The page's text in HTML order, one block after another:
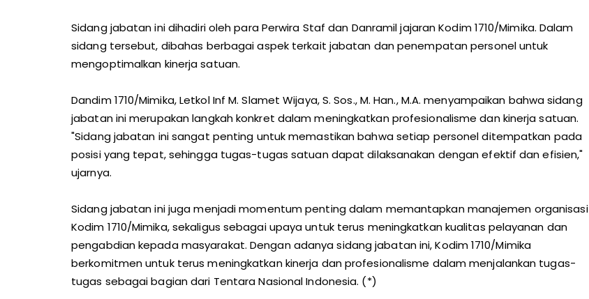
Sidang jabatan ini dihadiri oleh para Perwira Staf dan Danramil jajaran Kodim 1710/Mimika. Dalam
sidang tersebut, dibahas berbagai aspek terkait jabatan dan penempatan personel untuk
mengoptimalkan kinerja satuan.
Dandim 1710/Mimika, Letkol Inf M. Slamet Wijaya, S. Sos., M. Han., M.A. menyampaikan bahwa sidang
jabatan ini merupakan langkah konkret dalam meningkatkan profesionalisme dan kinerja satuan.
"Sidang jabatan ini sangat penting untuk memastikan bahwa setiap personel ditempatkan pada
posisi yang tepat, sehingga tugas-tugas satuan dapat dilaksanakan dengan efektif dan efisien,"
ujarnya.
Sidang jabatan ini juga menjadi momentum penting dalam memantapkan manajemen organisasi
Kodim 1710/Mimika, sekaligus sebagai upaya untuk terus meningkatkan kualitas pelayanan dan
pengabdian kepada masyarakat. Dengan adanya sidang jabatan ini, Kodim 1710/Mimika
berkomitmen untuk terus meningkatkan kinerja dan profesionalisme dalam menjalankan tugas-
tugas sebagai bagian dari Tentara Nasional Indonesia. (*)